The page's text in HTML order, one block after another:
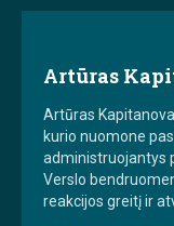
Artūras
Artūras
kurio nuomone
administruojantys
Verslo
reakcijos greitį ir